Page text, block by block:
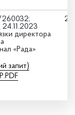
директора
«Рада»
запит)